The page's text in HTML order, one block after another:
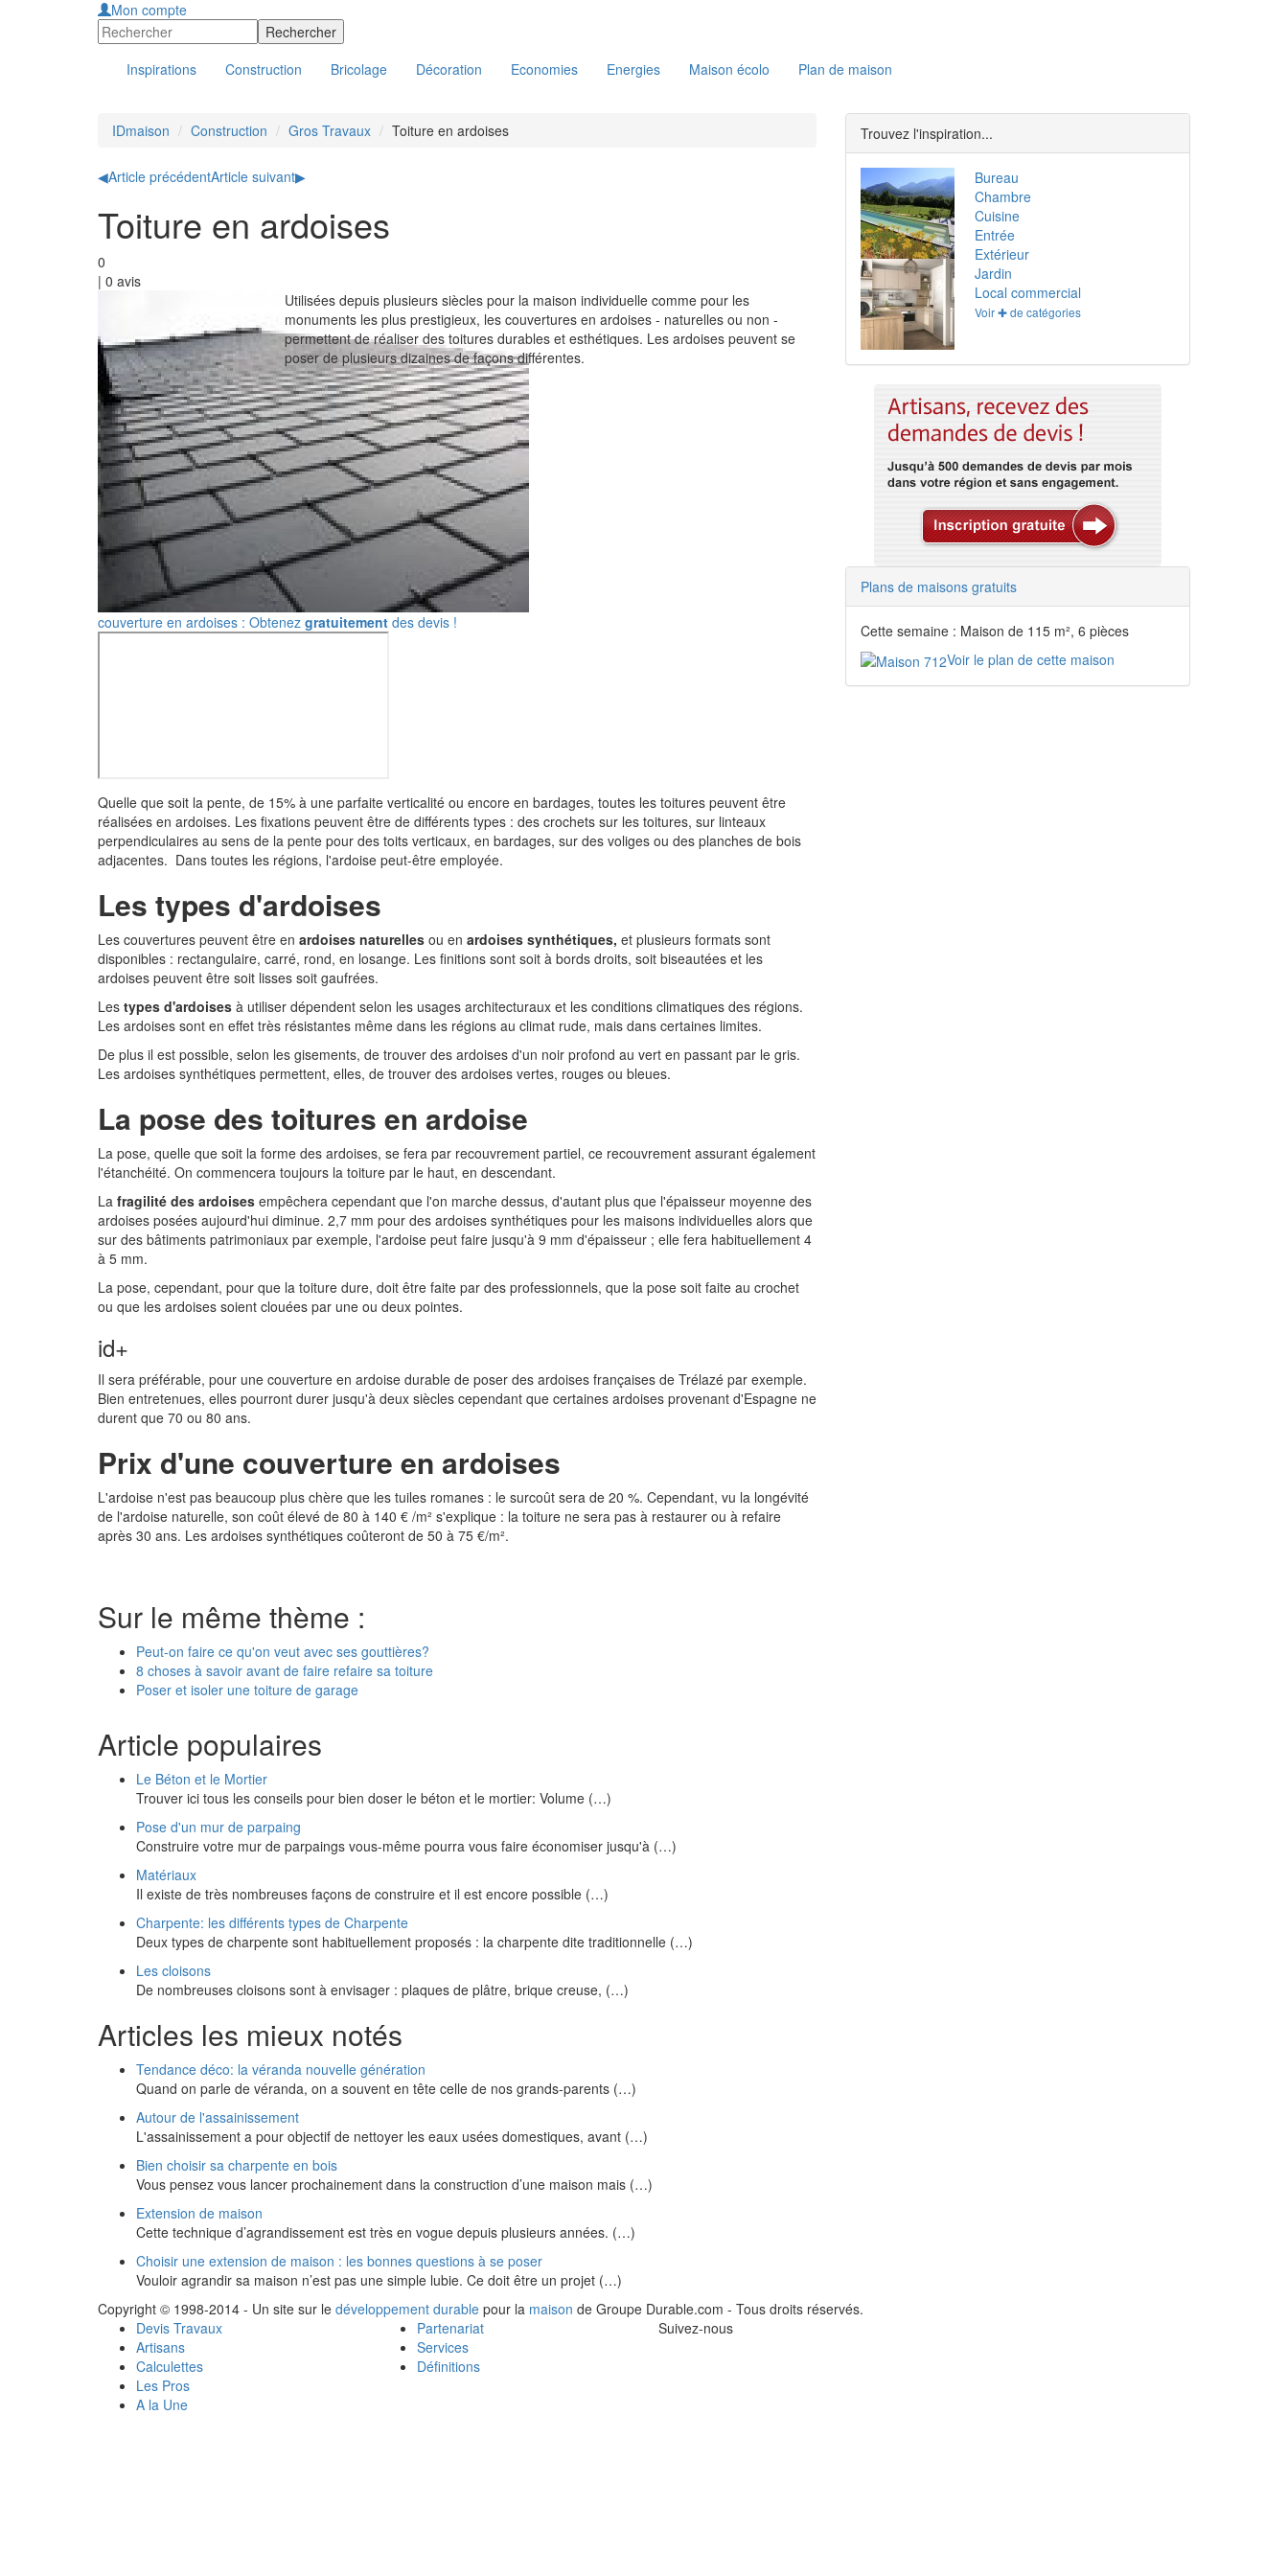
Mon compte
Inspirations Construction Bricolage Décoration Economies Energies Maison écolo Plan de maison
IDmaison Construction Gros Travaux Toiture en ardoises
◀Article précédentArticle suivant▶
Toiture en ardoises
0
| 0 avis
Utilisées depuis plusieurs siècles pour la maison individuelle comme pour les
monuments les plus prestigieux, les couvertures en ardoises - naturelles ou non -
permettent de réaliser des toitures durables et esthétiques. Les ardoises peuvent se
poser de plusieurs dizaines de façons différentes.
couverture en ardoises : Obtenez gratuitement des devis !
Quelle que soit la pente, de 15% à une parfaite verticalité ou encore en bardages, toutes les toitures peuvent être
réalisées en ardoises. Les fixations peuvent être de différents types : des crochets sur les toitures, sur linteaux
perpendiculaires au sens de la pente pour des toits verticaux, en bardages, sur des voliges ou des planches de bois
adjacentes. Dans toutes les régions, l'ardoise peut-être employée.
Les types d'ardoises
Les couvertures peuvent être en ardoises naturelles ou en ardoises synthétiques, et plusieurs formats sont
disponibles : rectangulaire, carré, rond, en losange. Les finitions sont soit à bords droits, soit biseautées et les
ardoises peuvent être soit lisses soit gaufrées.
Les types d'ardoises à utiliser dépendent selon les usages architecturaux et les conditions climatiques des régions.
Les ardoises sont en effet très résistantes même dans les régions au climat rude, mais dans certaines limites.
De plus il est possible, selon les gisements, de trouver des ardoises d'un noir profond au vert en passant par le gris.
Les ardoises synthétiques permettent, elles, de trouver des ardoises vertes, rouges ou bleues.
La pose des toitures en ardoise
La pose, quelle que soit la forme des ardoises, se fera par recouvrement partiel, ce recouvrement assurant également
l'étanchéité. On commencera toujours la toiture par le haut, en descendant.
La fragilité des ardoises empêchera cependant que l'on marche dessus, d'autant plus que l'épaisseur moyenne des
ardoises posées aujourd'hui diminue. 2,7 mm pour des ardoises synthétiques pour les maisons individuelles alors que
sur des bâtiments patrimoniaux par exemple, l'ardoise peut faire jusqu'à 9 mm d'épaisseur ; elle fera habituellement 4
à 5 mm.
La pose, cependant, pour que la toiture dure, doit être faite par des professionnels, que la pose soit faite au crochet
ou que les ardoises soient clouées par une ou deux pointes.
id+
Il sera préférable, pour une couverture en ardoise durable de poser des ardoises françaises de Trélazé par exemple.
Bien entretenues, elles pourront durer jusqu'à deux siècles cependant que certaines ardoises provenant d'Espagne ne
durent que 70 ou 80 ans.
Prix d'une couverture en ardoises
L'ardoise n'est pas beaucoup plus chère que les tuiles romanes : le surcoût sera de 20 %. Cependant, vu la longévité
de l'ardoise naturelle, son coût élevé de 80 à 140 € /m² s'explique : la toiture ne sera pas à restaurer ou à refaire
après 30 ans. Les ardoises synthétiques coûteront de 50 à 75 €/m².
Sur le même thème :
Peut-on faire ce qu'on veut avec ses gouttières?
8 choses à savoir avant de faire refaire sa toiture
Poser et isoler une toiture de garage
Article populaires
Le Béton et le Mortier
Trouver ici tous les conseils pour bien doser le béton et le mortier: Volume (…)
Pose d'un mur de parpaing
Construire votre mur de parpaings vous-même pourra vous faire économiser jusqu'à (…)
Matériaux
Il existe de très nombreuses façons de construire et il est encore possible (…)
Charpente: les différents types de Charpente
Deux types de charpente sont habituellement proposés : la charpente dite traditionnelle (…)
Les cloisons
De nombreuses cloisons sont à envisager : plaques de plâtre, brique creuse, (…)
Articles les mieux notés
Tendance déco: la véranda nouvelle génération
Quand on parle de véranda, on a souvent en tête celle de nos grands-parents (…)
Autour de l'assainissement
L'assainissement a pour objectif de nettoyer les eaux usées domestiques, avant (…)
Bien choisir sa charpente en bois
Vous pensez vous lancer prochainement dans la construction d’une maison mais (…)
Extension de maison
Cette technique d’agrandissement est très en vogue depuis plusieurs années. (…)
Choisir une extension de maison : les bonnes questions à se poser
Vouloir agrandir sa maison n’est pas une simple lubie. Ce doit être un projet (…)
Trouvez l'inspiration...
Bureau
Chambre
Cuisine
Entrée
Extérieur
Jardin
Local commercial
Voir ✚ de catégories
Plans de maisons gratuits
Cette semaine : Maison de 115 m², 6 pièces
Voir le plan de cette maison
Copyright © 1998-2014 - Un site sur le développement durable pour la maison de Groupe Durable.com - Tous droits réservés.
Devis Travaux
Artisans
Calculettes
Les Pros
A la Une
Partenariat
Services
Définitions
Suivez-nous